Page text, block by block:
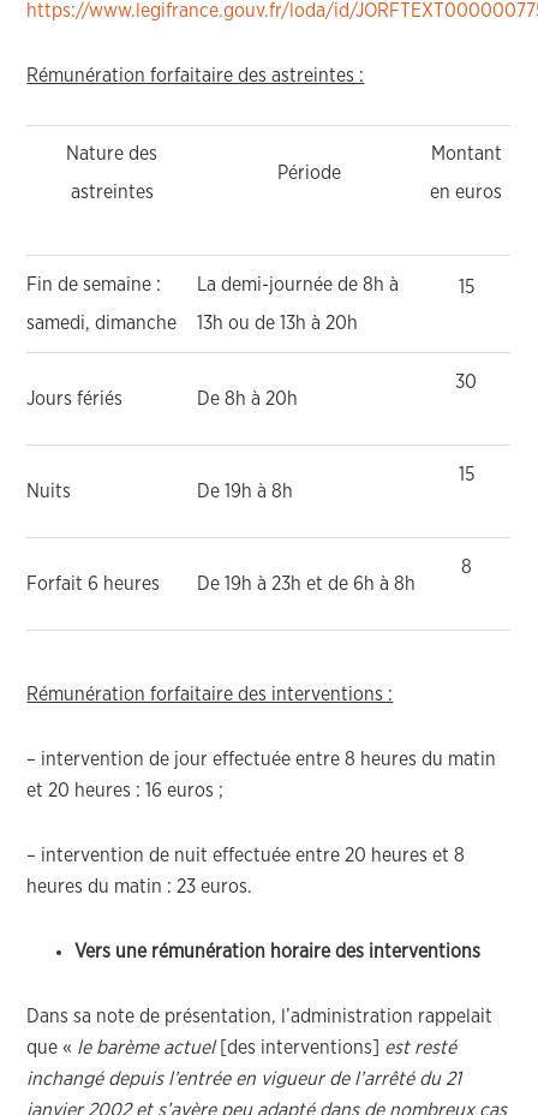
https://www.legifrance.gouv.fr/loda/id/
Rémunération forfaitaire des astreintes :
Nature des
astreintes
Période
Montant
en euros
Fin de semaine :
samedi, dimanche
La demi-journée de 8h à
13h ou de 13h à 20h
15
Jours fériés De 8h à 20h
30
Nuits De 19h à 8h
15
Forfait 6 heures De 19h à 23h et de 6h à 8h
8
Rémunération forfaitaire des interventions :
– intervention de jour effectuée entre 8 heures du matin
et 20 heures : 16 euros ;
– intervention de nuit effectuée entre 20 heures et 8
heures du matin : 23 euros.
Vers une rémunération horaire des interventions
Dans sa note de présentation, l’administration rappelait
que « le barème actuel[des interventions] est resté
inchangé depuis l’entrée en vigueur de l’arrêté du 21
janvier 2002 et s’avère peu adapté dans de nombreux cas